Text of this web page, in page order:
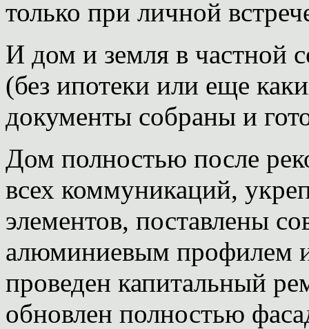
только при личной
И дом и земля в частной
(без ипотеки или еще
документы собраны и
Дом полностью после
всех коммуникаций,
элементов, поставлены
алюминиевым профилем
проведен капитальный
обновлен полностью